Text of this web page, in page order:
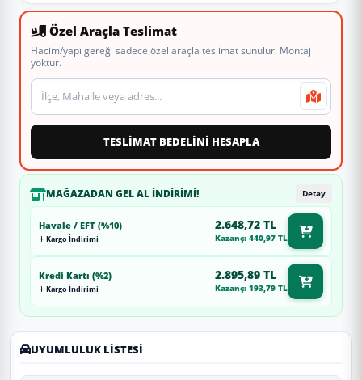
Özel Araçla Teslimat
Hacim/yapı gereği sadece özel araçla teslimat sunulur. Montaj
yoktur.
Teslimat veya montaj adresi
TESLİMAT BEDELİNİ HESAPLA
MAĞAZADAN GEL AL İNDIRIMI! Detay
Havale / EFT (%10)
Kargo İndirimi
2.648,72 TL
Kazanç: 440,97 TL
Kredi Kartı (%2)
Kargo İndirimi
2.895,89 TL
Kazanç: 193,79 TL
UYUMLULUK LISTESI